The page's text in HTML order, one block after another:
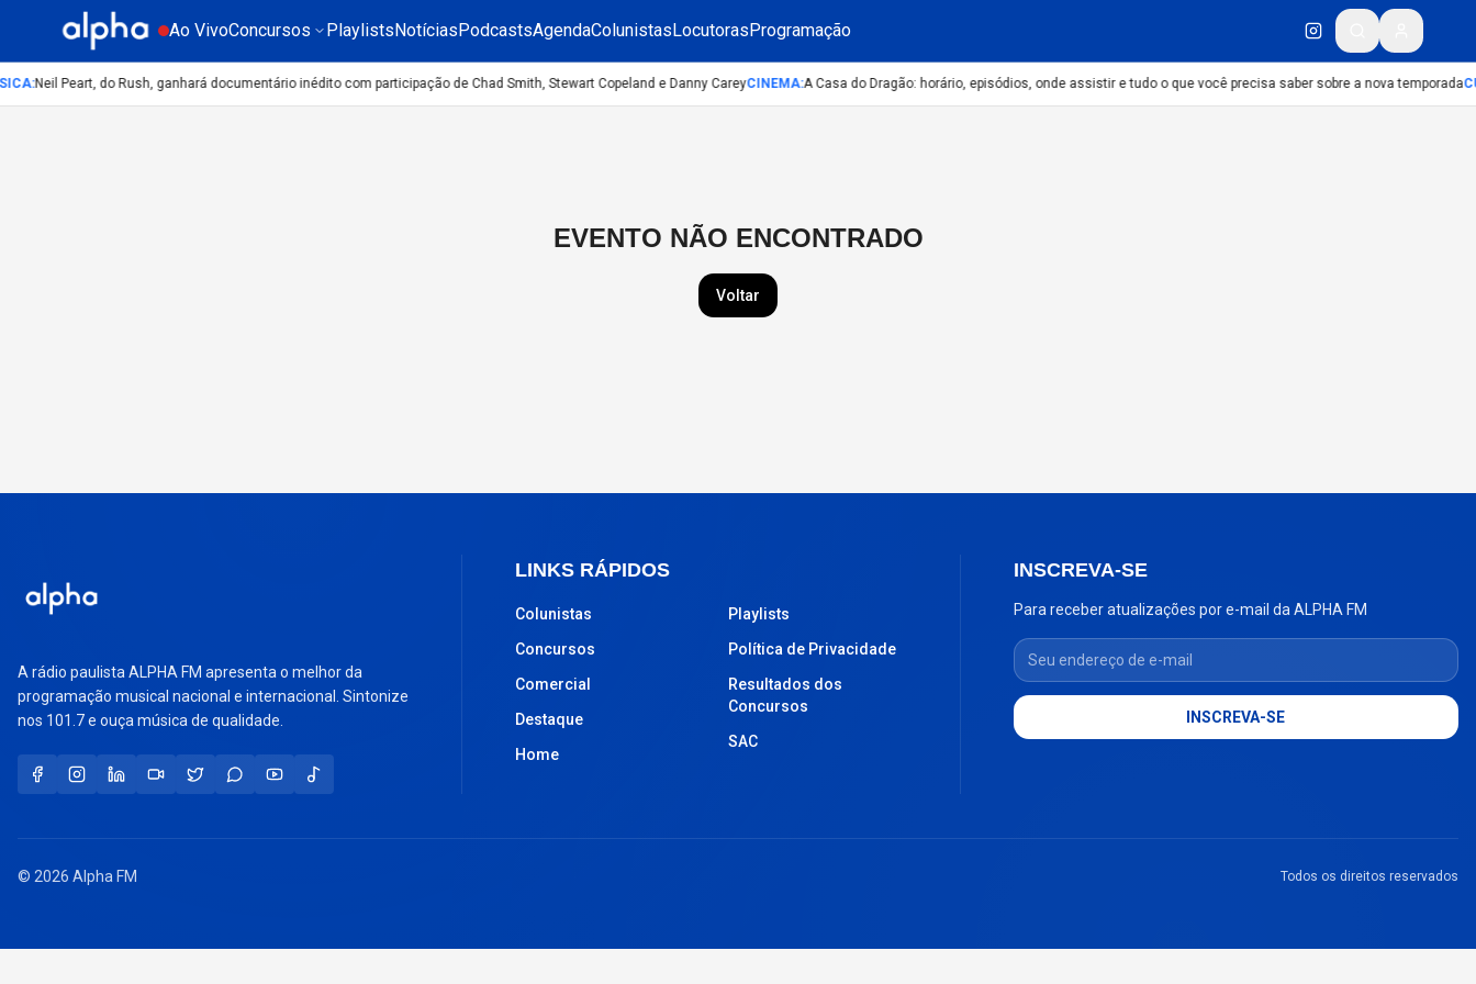
Ao VivoConcursos PlaylistsNotíciasPodcastsAgendaColunistasLocutorasProgramação
:Neil Peart, do Rush, ganhará documentário inédito com participação de Chad Smith, Stewart Copeland e Danny CareyCINEMA:A Casa do Dragão: horário, episódios, onde assistir e tudo o que você precisa saber sobre a nova temporada
EVENTO NÃO ENCONTRADO
Voltar
A rádio paulista ALPHA FM apresenta o melhor da
programação musical nacional e internacional. Sintonize
nos 101.7 e ouça música de qualidade.
LINKS RÁPIDOS
Colunistas
Concursos
Comercial
Destaque
Home
Playlists
Política de Privacidade
Resultados dos
Concursos
SAC
INSCREVA-SE
Para receber atualizações por e-mail da ALPHA FM
Seu endereço de e-mail
INSCREVA-SE
© 2026 Alpha FM Todos os direitos reservados